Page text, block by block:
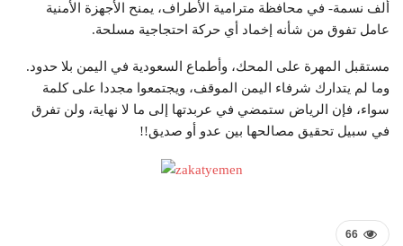
ألف نسمة- في محافظة مترامية الأطراف، يمنح الأجهزة الأمنية
عامل تفوق من شأنه إخماد أي حركة احتجاجية مسلحة.
مستقبل المهرة على المحك، وأطماع السعودية في اليمن بلا حدود.
وما لم يتدارك شرفاء اليمن الموقف، ويجتمعوا مجددا على كلمة
سواء، فإن الرياض ستمضي في عربدتها إلى ما لا نهاية، ولن تفرق
في سبيل تحقيق مصالحها بين عدو أو صديق!!
66